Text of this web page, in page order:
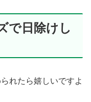
で日除けし
れたら嬉しいですよ